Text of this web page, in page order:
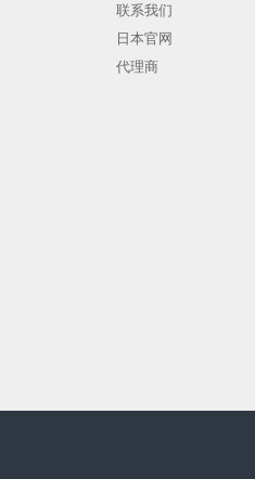
联系我们
日本官网
代理商